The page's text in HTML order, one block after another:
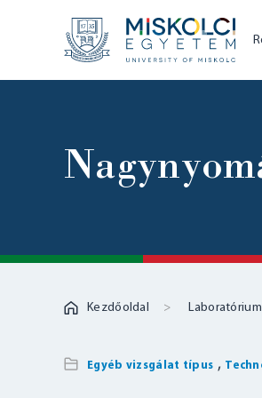
Kezdőoldal
Egyéb vizsgálat típus ,